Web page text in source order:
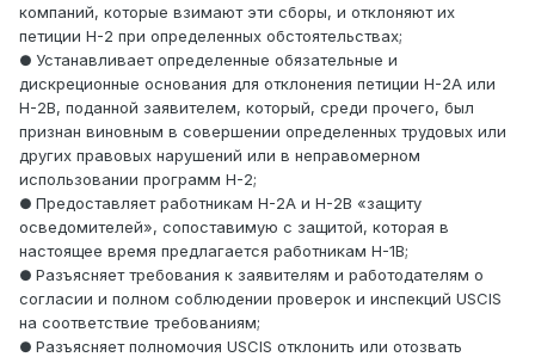
компаний, которые взимают эти сборы, и отклоняют их
петиции H-2 при определенных обстоятельствах;
● Устанавливает определенные обязательные и
дискреционные основания для отклонения петиции H-2A или
H-2B, поданной заявителем, который, среди прочего, был
признан виновным в совершении определенных трудовых или
других правовых нарушений или в неправомерном
использовании программ H-2;
● Предоставляет работникам H-2A и H-2B «защиту
осведомителей», сопоставимую с защитой, которая в
настоящее время предлагается работникам H-1B;
● Разъясняет требования к заявителям и работодателям о
согласии и полном соблюдении проверок и инспекций USCIS
на соответствие требованиям;
● Разъясняет полномочия USCIS отклонить или отозвать